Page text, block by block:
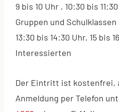
9 bis 10 Uhr , 10:30 bis
Gruppen und
13:30 bis 14:30 Uhr, 15 bis
Interessierten
Der Eintritt ist kostenfrei,
Anmeldung per Telefon